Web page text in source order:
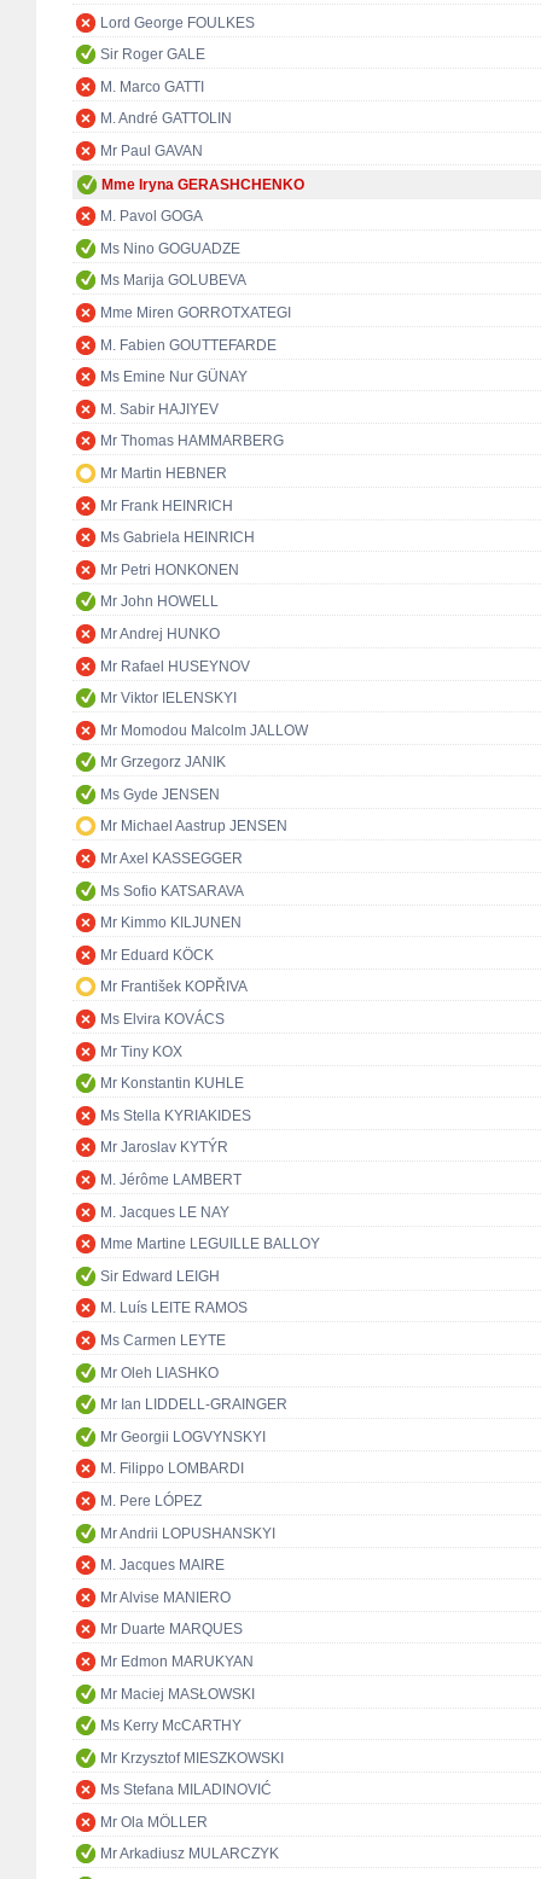
Lord George FOULKES
Sir Roger GALE
M. Marco GATTI
M. André GATTOLIN
Mr Paul GAVAN
Mme Iryna GERASHCHENKO
M. Pavol GOGA
Ms Nino GOGUADZE
Ms Marija GOLUBEVA
Mme Miren GORROTXATEGI
M. Fabien GOUTTEFARDE
Ms Emine Nur GÜNAY
M. Sabir HAJIYEV
Mr Thomas HAMMARBERG
Mr Martin HEBNER
Mr Frank HEINRICH
Ms Gabriela HEINRICH
Mr Petri HONKONEN
Mr John HOWELL
Mr Andrej HUNKO
Mr Rafael HUSEYNOV
Mr Viktor IELENSKYI
Mr Momodou Malcolm JALLOW
Mr Grzegorz JANIK
Ms Gyde JENSEN
Mr Michael Aastrup JENSEN
Mr Axel KASSEGGER
Ms Sofio KATSARAVA
Mr Kimmo KILJUNEN
Mr Eduard KÖCK
Mr František KOPŘIVA
Ms Elvira KOVÁCS
Mr Tiny KOX
Mr Konstantin KUHLE
Ms Stella KYRIAKIDES
Mr Jaroslav KYTÝR
M. Jérôme LAMBERT
M. Jacques LE NAY
Mme Martine LEGUILLE BALLOY
Sir Edward LEIGH
M. Luís LEITE RAMOS
Ms Carmen LEYTE
Mr Oleh LIASHKO
Mr Ian LIDDELL-GRAINGER
Mr Georgii LOGVYNSKYI
M. Filippo LOMBARDI
M. Pere LÓPEZ
Mr Andrii LOPUSHANSKYI
M. Jacques MAIRE
Mr Alvise MANIERO
Mr Duarte MARQUES
Mr Edmon MARUKYAN
Mr Maciej MASŁOWSKI
Ms Kerry McCARTHY
Mr Krzysztof MIESZKOWSKI
Ms Stefana MILADINOVIĆ
Mr Ola MÖLLER
Mr Arkadiusz MULARCZYK